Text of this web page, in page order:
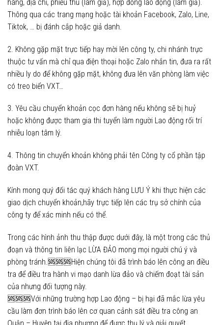
hàng, địa chỉ, phiếu thu (làm giả), hợp đồng lao động (làm giả).
Thông qua các trang mạng hoặc tài khoản Facebook, Zalo, Line,
Tiktok, … bị đánh cắp hoặc giả danh.
2. Không gặp mặt trực tiếp hay mời lên công ty, chi nhánh trực
thuộc tư vấn mà chỉ qua điện thoại hoặc Zalo nhắn tin, đưa ra rất
nhiều ly do để không gặp mặt, không đưa lên văn phòng làm việc
có treo biển VXT…
3. Yêu cầu chuyển khoản cọc đơn hàng nếu không sẽ bị huỷ
hoặc không được tham gia thi tuyển làm người Lao động rối trí
nhiễu loạn tâm lý.
4. Thông tin chuyển khoản không phải tên Công ty cổ phần tập
đoàn VXT.
Kính mong quý đối tác quý khách hàng LƯU Ý khi thực hiện các
giao dịch chuyển khoản,hãy trực tiếp lên các trụ sở chính của
công ty để xác minh nếu có thể.
Trong các hình ảnh thu thập được dưới đây, là một trong các thủ
đoạn và thông tin liên lạc LỪA ĐẢO mong mọi người chú ý và
phòng tránh.🆘🆘🆘Hiện chúng tôi đã trình báo lên công an điều
tra để điều tra hành vi mạo danh lừa đảo và chiếm đoạt tài sản
của nhưng đối tượng này.
🆘🆘🆘Với những trường hợp Lao động – bị hại đã mắc lừa yêu
cầu làm đơn trình báo lên cơ quan cảnh sát điều tra công an
Quận – Huyện tại địa phương để được thụ lý và giải quyết.